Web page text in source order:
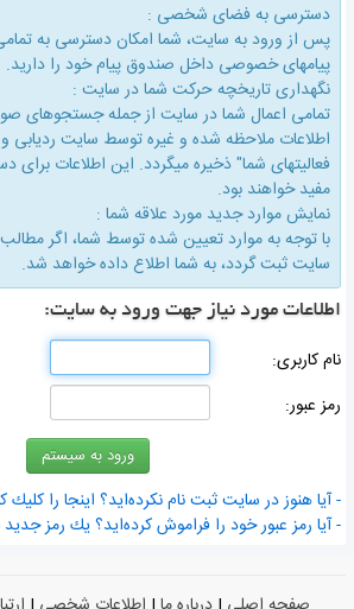
دسترسی به فضای شخصی :
پس از ورود به سایت، شما امكان دسترسی به
پیامهای خصوصی داخل صندوق پیام خود را دارید.
نگهداری تاریخچه حركت شما در سایت :
تمامی اعمال شما در سایت از جمله جستجوهای
اطلاعات ملاحظه شده و غیره توسط سایت
فعالیتهای شما" ذخیره میگردد. این اطلاعات برای
مفید خواهند بود.
نمایش موارد جدید مورد علاقه شما :
با توجه به موارد تعیین شده توسط شما، اگر
سایت ثبت گردد، به شما اطلاع داده خواهد شد.
اطلاعات مورد نیاز جهت ورود به سایت:
نام كاربری:
رمز عبور:
- آیا هنوز در سایت ثبت نام نكرده‌اید؟ اینجا را كلیك
- آیا رمز عبور خود را فراموش كرده‌اید؟ یك رمز جدید